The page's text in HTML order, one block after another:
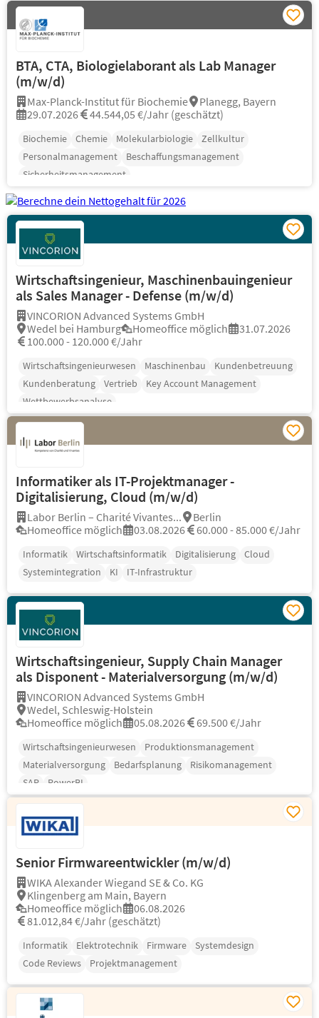
BTA, CTA, Biologielaborant als Lab Manager
(m/w/d)
Max-Planck-Institut für Biochemie
Planegg, Bayern
29.07.2026
44.544,05 €/Jahr (geschätzt)
Biochemie Chemie Molekularbiologie
Zellkultur
Personalmanagement
Beschaffungsmanagement
Sicherheitsmanagement
Wirtschaftsingenieur, Maschinenbauingenieur
als Sales Manager - Defense (m/w/d)
VINCORION Advanced Systems GmbH
Wedel bei Hamburg
Homeoffice möglich
31.07.2026
100.000 - 120.000 €/Jahr
Wirtschaftsingenieurwesen Maschinenbau
Kundenbetreuung
Kundenberatung
Vertrieb
Key Account Management
Wettbewerbsanalyse
Informatiker als IT-Projektmanager -
Digitalisierung, Cloud (m/w/d)
Labor Berlin – Charité Vivantes...
Berlin
Homeoffice möglich
03.08.2026 60.000 - 85.000 €/Jahr
Informatik Wirtschaftsinformatik Digitalisierung
Cloud
Systemintegration
KI IT-Infrastruktur
Wirtschaftsingenieur, Supply Chain Manager
als Disponent - Materialversorgung (m/w/d)
VINCORION Advanced Systems GmbH
Wedel, Schleswig-Holstein
Homeoffice möglich
05.08.2026 69.500 €/Jahr
Wirtschaftsingenieurwesen
Produktionsmanagement
Materialversorgung
Bedarfsplanung
Risikomanagement
SAP
PowerBI
Senior Firmwareentwickler (m/w/d)
WIKA Alexander Wiegand SE & Co. KG
Klingenberg am Main, Bayern
Homeoffice möglich
06.08.2026
81.012,84 €/Jahr (geschätzt)
Informatik Elektrotechnik Firmware
Systemdesign
Code Reviews
Projektmanagement